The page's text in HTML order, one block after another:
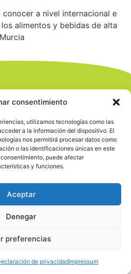
consentimiento
utilizamos tecnologías como las
a la información del dispositivo. El
nos permitirá procesar datos como
o las identificaciones únicas en este
puede afectar
y funciones.
Aceptar
Denegar
preferencias
de privacidadImpressum
a nivel internacional e
alimentos y bebidas de alta